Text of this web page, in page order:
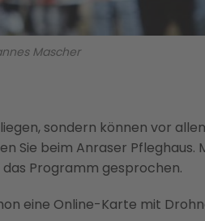
Mascher
sondern können vor
Sie beim Anraser
Programm gesprochen.
eine Online-Karte mit